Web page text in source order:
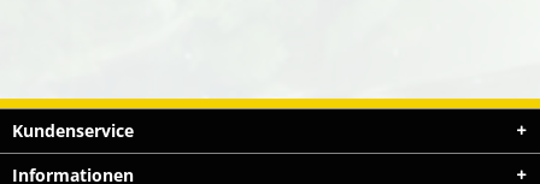
Kundenservice
Informationen